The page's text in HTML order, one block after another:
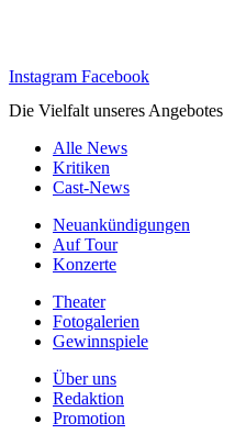
Instagram Facebook
Die Vielfalt unseres Angebotes
Alle News
Kritiken
Cast-News
Neuankündigungen
Auf Tour
Konzerte
Theater
Fotogalerien
Gewinnspiele
Über uns
Redaktion
Promotion